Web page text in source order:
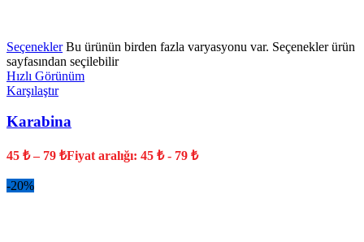
Seçenekler Bu ürünün birden fazla varyasyonu var. Seçenekler ürün
sayfasından seçilebilir
Hızlı Görünüm
Karşılaştır
Karabina
45 ₺ – 79 ₺Fiyat aralığı: 45 ₺ - 79 ₺
-20%